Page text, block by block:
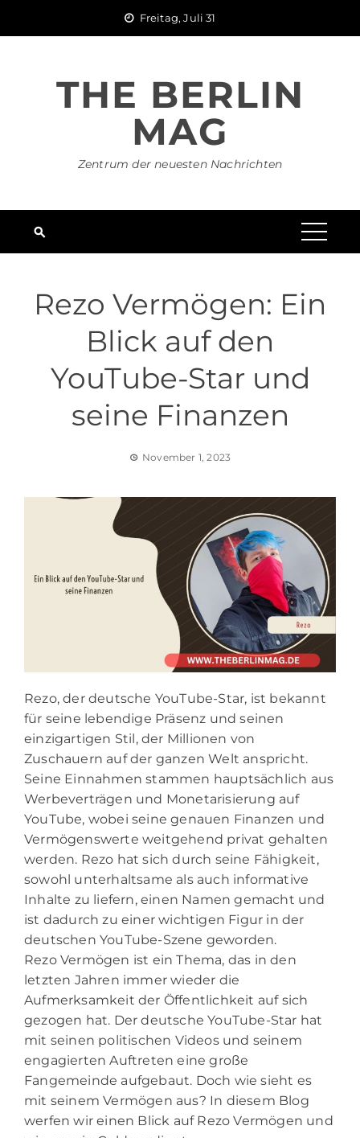
Freitag, Juli 31
THE BERLIN
MAG
Zentrum der neuesten Nachrichten
Rezo Vermögen: Ein
Blick auf den
YouTube-Star und
seine Finanzen
November 1, 2023
Rezo, der deutsche YouTube-Star, ist bekannt
für seine lebendige Präsenz und seinen
einzigartigen Stil, der Millionen von
Zuschauern auf der ganzen Welt anspricht.
Seine Einnahmen stammen hauptsächlich aus
Werbeverträgen und Monetarisierung auf
YouTube, wobei seine genauen Finanzen und
Vermögenswerte weitgehend privat gehalten
werden. Rezo hat sich durch seine Fähigkeit,
sowohl unterhaltsame als auch informative
Inhalte zu liefern, einen Namen gemacht und
ist dadurch zu einer wichtigen Figur in der
deutschen YouTube-Szene geworden.
Rezo Vermögen ist ein Thema, das in den
letzten Jahren immer wieder die
Aufmerksamkeit der Öffentlichkeit auf sich
gezogen hat. Der deutsche YouTube-Star hat
mit seinen politischen Videos und seinem
engagierten Auftreten eine große
Fangemeinde aufgebaut. Doch wie sieht es
mit seinem Vermögen aus? In diesem Blog
werfen wir einen Blick auf Rezo Vermögen und